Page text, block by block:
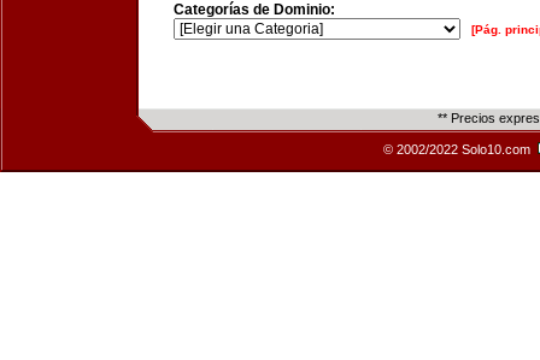
Categorías de Dominio:
[Pág.
** Precios
© 2002/2022 Solo10.com